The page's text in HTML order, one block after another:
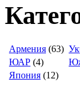
Армения (63)
ЮАР (4)
Япония (12)